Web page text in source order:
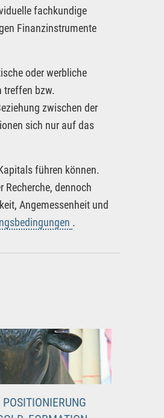
fachkundige
Finanzinstrumente
oder werbliche
treffen bzw.
zwischen der
sich nur auf das
führen können.
dennoch
Angemessenheit und
.